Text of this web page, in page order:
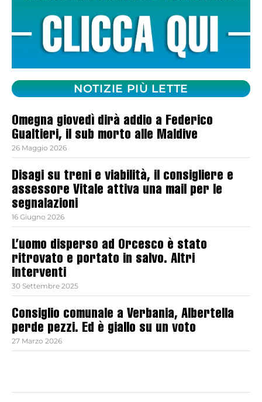
NOTIZIE PIÙ LETTE
Omegna giovedì dirà addio a Federico
Gualtieri, il sub morto alle Maldive
26 Maggio 2026
Disagi su treni e viabilità, il consigliere e
assessore Vitale attiva una mail per le
segnalazioni
16 Giugno 2026
L’uomo disperso ad Orcesco è stato
ritrovato e portato in salvo. Altri
interventi
30 Settembre 2025
Consiglio comunale a Verbania, Albertella
perde pezzi. Ed è giallo su un voto
27 Marzo 2026